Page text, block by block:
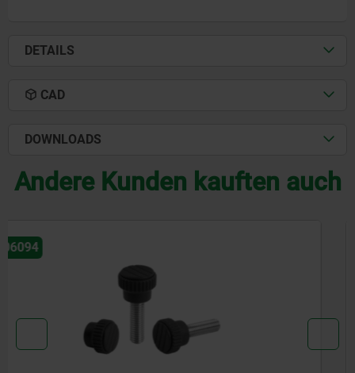
DETAILS
CAD
DOWNLOADS
Andere Kunden kauften auch
06010